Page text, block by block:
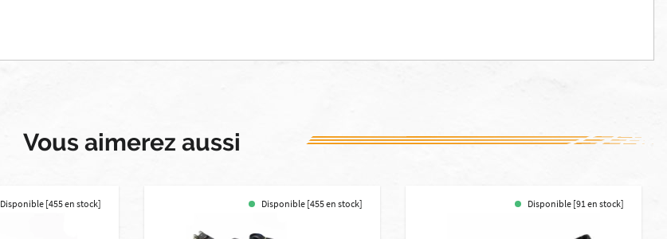
Vous aimerez aussi
Disponible [455 en stock] Disponible [455 en stock] Disponible [91 en stock]